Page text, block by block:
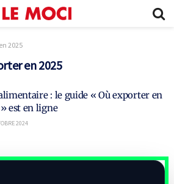
2025
en 2025
: le guide « Où exporter en
est en ligne
2024